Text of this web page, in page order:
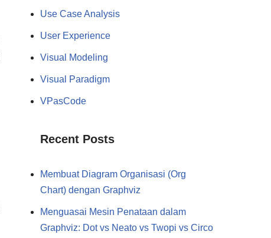
Use Case Analysis
User Experience
Visual Modeling
Visual Paradigm
VPasCode
Recent Posts
Membuat Diagram Organisasi (Org
Chart) dengan Graphviz
Menguasai Mesin Penataan dalam
Graphviz: Dot vs Neato vs Twopi vs Circo